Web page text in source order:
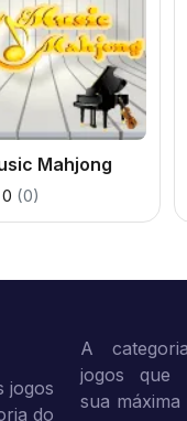
Mahjong
0 (0)
jogos
do
A
jogos que
sua